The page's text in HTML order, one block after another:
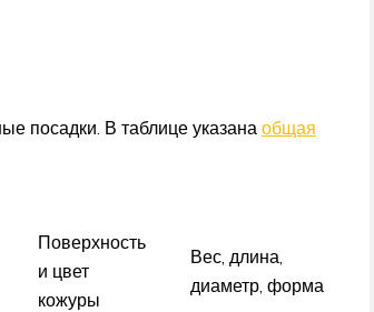
посадки. В таблице указана общая
Поверхность
и цвет
кожуры
Вес, длина,
диаметр, форма